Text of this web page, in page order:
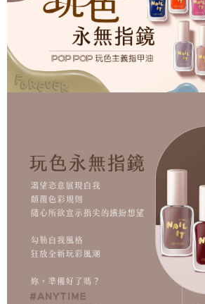
每筆NT$100，滿NT$699(含以上)免運費